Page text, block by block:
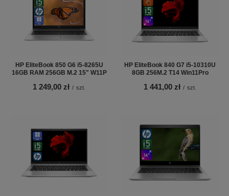
HP EliteBook 850 G6 i5-8265U
16GB RAM 256GB M.2 15" W11P
1 249,00 zł / szt.
HP EliteBook 840 G7 i5-10310U
8GB 256M.2 T14 Win11Pro
1 441,00 zł / szt.